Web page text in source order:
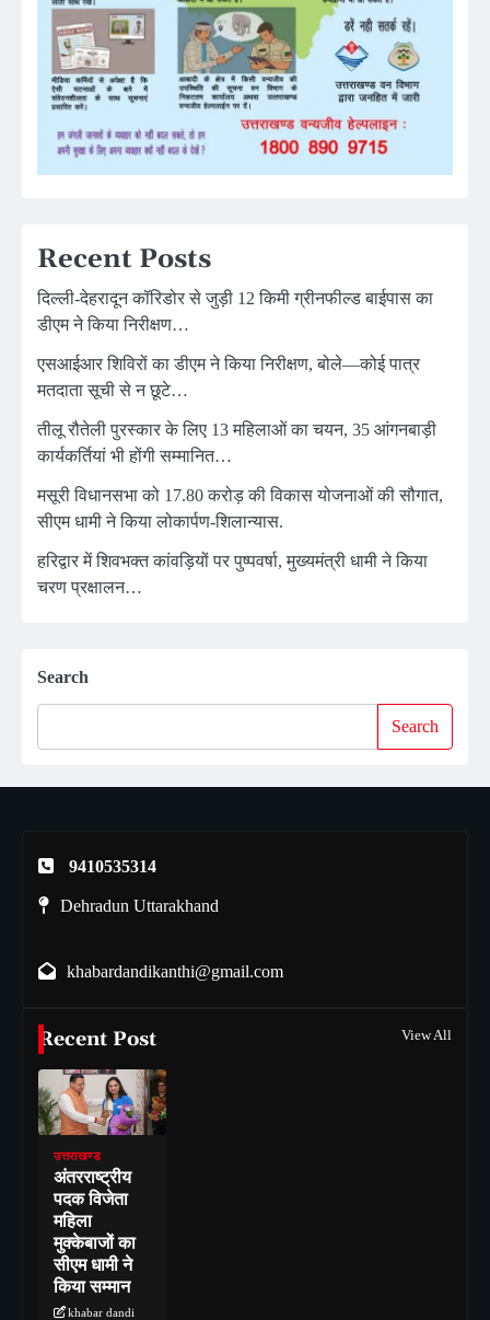
Recent Posts
दिल्ली-देहरादून कॉरिडोर से जुड़ी 12 किमी ग्रीनफील्ड बाईपास का
डीएम ने किया निरीक्षण…
एसआईआर शिविरों का डीएम ने किया निरीक्षण, बोले—कोई पात्र
मतदाता सूची से न छूटे…
तीलू रौतेली पुरस्कार के लिए 13 महिलाओं का चयन, 35 आंगनबाड़ी
कार्यकर्तियां भी होंगी सम्मानित…
मसूरी विधानसभा को 17.80 करोड़ की विकास योजनाओं की सौगात,
सीएम धामी ने किया लोकार्पण-शिलान्यास.
हरिद्वार में शिवभक्त कांवड़ियों पर पुष्पवर्षा, मुख्यमंत्री धामी ने किया
चरण प्रक्षालन…
Search
Search
9410535314
Dehradun Uttarakhand
khabardandikanthi@gmail.com
Recent Post View All
उत्तराखण्ड
अंतरराष्ट्रीय
पदक विजेता
महिला
मुक्केबाजों का
सीएम धामी ने
किया सम्मान
khabar dandi